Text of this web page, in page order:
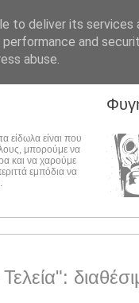
είδωλα είναι που
μπορούμε να
και να χαρούμε
εμπόδια να
to deliver its services
and
abuse.